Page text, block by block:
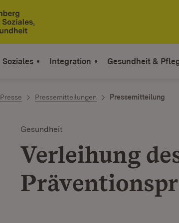
Soziales Integration Gesundheit &
Presse Pressemitteilungen Pressemitteilung
Gesundheit
Verleihung